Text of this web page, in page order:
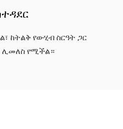
ከትልቅ የውሂብ ስርዓት ጋር
ሊመለስ የሚችል።